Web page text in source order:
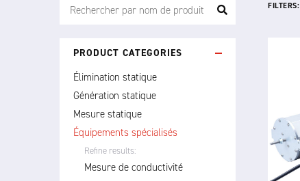
PRODUCT CATEGORIES
Élimination statique
Génération statique
Mesure statique
Équipements spécialisés
Refine results:
Mesure de conductivité
FILTERS: